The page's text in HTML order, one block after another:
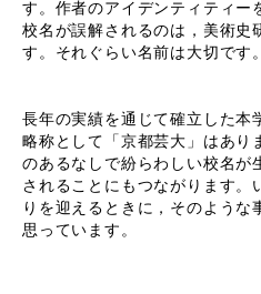
す。作者のアイデンティティー
校名が誤解されるのは，美術史
す。それぐらい名前は大切です。
長年の実績を通じて確立した本
略称として「京都芸大」はあり
のあるなしで紛らわしい校名が
されることにもつながります。
りを迎えるときに，そのような
思っています。